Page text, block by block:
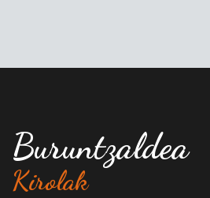
Buruntzaldea
Kirolak